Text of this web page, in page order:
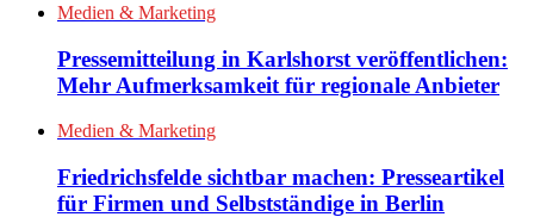
Medien & Marketing
Pressemitteilung in Karlshorst veröffentlichen:
Mehr Aufmerksamkeit für regionale Anbieter
Medien & Marketing
Friedrichsfelde sichtbar machen: Presseartikel
für Firmen und Selbstständige in Berlin